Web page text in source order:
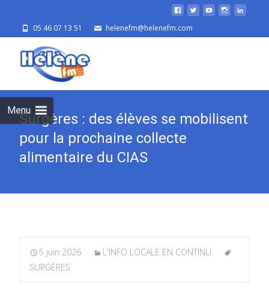
05 46 07 13 51 helenefm@helenefm.com
Menu
Surgères : des élèves se mobilisent
pour la prochaine collecte
alimentaire du CIAS
5 juin 2026
L'INFO LOCALE EN CONTINU
SURGÈRES